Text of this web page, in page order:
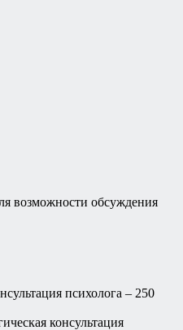
возможности обсуждения
психолога – 250
консультация